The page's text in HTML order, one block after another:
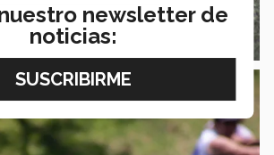
newsletter de
noticias: